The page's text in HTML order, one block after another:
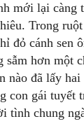
mới lại càng
Trong
đỏ cánh sen
sẫm hơn một
nào đã lấy
con gái tuyết
tình chung